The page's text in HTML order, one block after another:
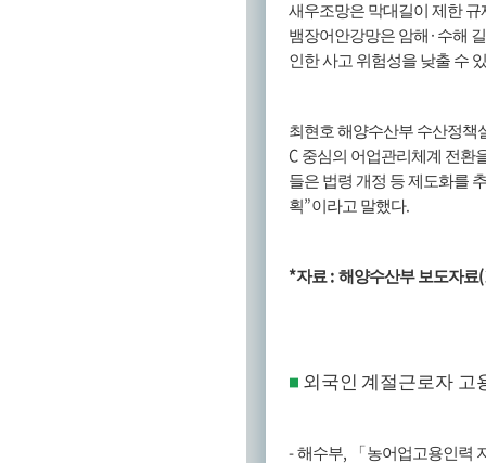
새우조망은 막대길이 제한 규
뱀장어안강망은 암해 · 수해
인한 사고 위험성을 낮출 수
최현호 해양수산부 수산정책
C 중심의 어업관리체계 전환
들은 법령 개정 등 제도화를
획”이라고 말했다.
*자료 : 해양수산부 보도자료
■ 외국인 계절근로자 고
-해수부, 「 농어업고용인력